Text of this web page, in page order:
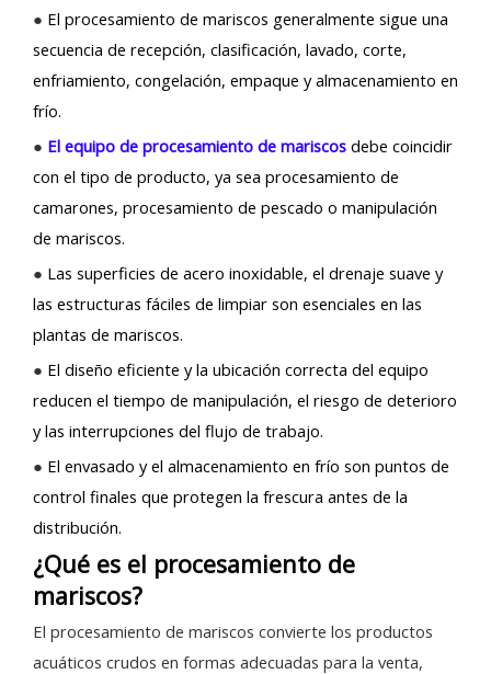
● El procesamiento de mariscos generalmente sigue una
secuencia de recepción, clasificación, lavado, corte,
enfriamiento, congelación, empaque y almacenamiento en
frío.
● El equipo de procesamiento de mariscos debe coincidir
con el tipo de producto, ya sea procesamiento de
camarones, procesamiento de pescado o manipulación
de mariscos.
● Las superficies de acero inoxidable, el drenaje suave y
las estructuras fáciles de limpiar son esenciales en las
plantas de mariscos.
● El diseño eficiente y la ubicación correcta del equipo
reducen el tiempo de manipulación, el riesgo de deterioro
y las interrupciones del flujo de trabajo.
● El envasado y el almacenamiento en frío son puntos de
control finales que protegen la frescura antes de la
distribución.
¿Qué es el procesamiento de
mariscos?
El procesamiento de mariscos convierte los productos
acuáticos crudos en formas adecuadas para la venta,